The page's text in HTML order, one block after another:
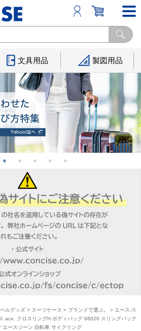
文具用品 製図用品
ルグッズ> スーツケース > ブランドで選ぶ。 > エース-ス
ace. クロスリングH ボディバッグ 68026 スリングバッグ
ースジーン 自転車 サイクリング